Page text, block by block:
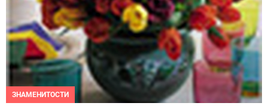
ЗНАМЕНИТОСТИ